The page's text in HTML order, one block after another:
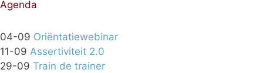
Agenda
04-09 Oriëntatiewebinar
11-09 Assertiviteit 2.0
29-09 Train de trainer